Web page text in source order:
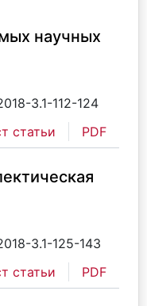
научных
3.1-112-124
статьи PDF
3.1-125-143
статьи PDF